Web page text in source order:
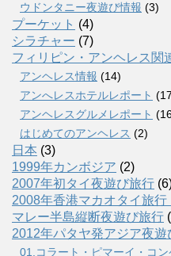
ウドンタニー夜遊び情報 (3)
プーケット (4)
シラチャー (7)
フィリピン・アンヘレス関
アンヘレス情報 (14)
アンへレスホテルレポート
アンヘレスグルメレポート
はじめてのアンヘレス (2)
日本 (3)
1999年カンボジア (2)
2007年初タイ夜遊び旅行
2008年香港マカオタイ旅行
マレー半島縦断夜遊び旅行
2012年パタヤ発アジア夜遊
01.コラート・ピマーイ・コ